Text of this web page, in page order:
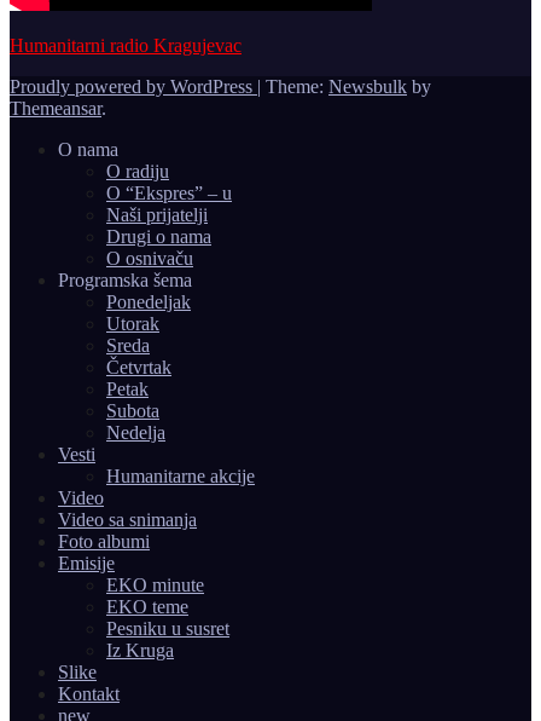
Humanitarni radio Kragujevac
Proudly powered by WordPress | Theme: Newsbulk by
Themeansar.
O nama
O radiju
O “Ekspres” – u
Naši prijatelji
Drugi o nama
O osnivaču
Programska šema
Ponedeljak
Utorak
Sreda
Četvrtak
Petak
Subota
Nedelja
Vesti
Humanitarne akcije
Video
Video sa snimanja
Foto albumi
Emisije
EKO minute
EKO teme
Pesniku u susret
Iz Kruga
Slike
Kontakt
new